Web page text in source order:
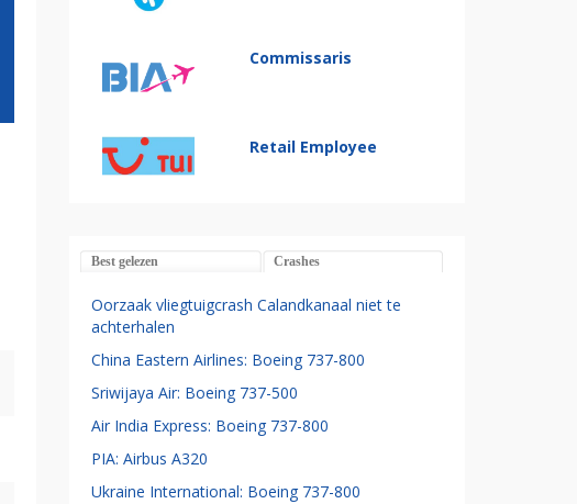
Commissaris
Retail Employee
Best gelezen Crashes
Oorzaak vliegtuigcrash Calandkanaal niet te
achterhalen
China Eastern Airlines: Boeing 737-800
Sriwijaya Air: Boeing 737-500
Air India Express: Boeing 737-800
PIA: Airbus A320
Ukraine International: Boeing 737-800